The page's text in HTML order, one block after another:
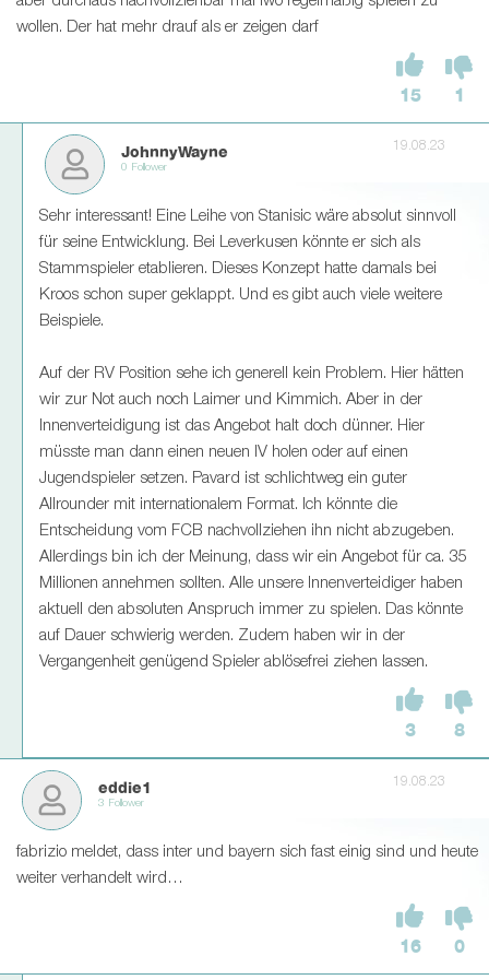
wollen. Der hat mehr drauf als er zeigen darf
15 1
JohnnyWayne
0 Follower
19.08.23
Sehr interessant! Eine Leihe von Stanisic wäre absolut sinnvoll
für seine Entwicklung. Bei Leverkusen könnte er sich als
Stammspieler etablieren. Dieses Konzept hatte damals bei
Kroos schon super geklappt. Und es gibt auch viele weitere
Beispiele.
Auf der RV Position sehe ich generell kein Problem. Hier hätten
wir zur Not auch noch Laimer und Kimmich. Aber in der
Innenverteidigung ist das Angebot halt doch dünner. Hier
müsste man dann einen neuen IV holen oder auf einen
Jugendspieler setzen. Pavard ist schlichtweg ein guter
Allrounder mit internationalem Format. Ich könnte die
Entscheidung vom FCB nachvollziehen ihn nicht abzugeben.
Allerdings bin ich der Meinung, dass wir ein Angebot für ca. 35
Millionen annehmen sollten. Alle unsere Innenverteidiger haben
aktuell den absoluten Anspruch immer zu spielen. Das könnte
auf Dauer schwierig werden. Zudem haben wir in der
Vergangenheit genügend Spieler ablösefrei ziehen lassen.
3 8
eddie1
3 Follower
19.08.23
fabrizio meldet, dass inter und bayern sich fast einig sind und heute
weiter verhandelt wird…
16 0